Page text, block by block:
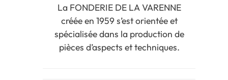
La FONDERIE DE LA VARENNE
créée en 1959 s’est orientée et
spécialisée dans la production de
pièces d’aspects et techniques.